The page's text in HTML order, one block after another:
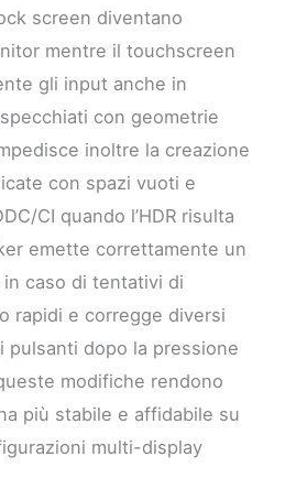
screen diventano
mentre il touchscreen
gli input anche in
con geometrie
inoltre la creazione
con spazi vuoti e
CI quando l’HDR risulta
emette correttamente un
caso di tentativi di
rapidi e corregge diversi
pulsanti dopo la pressione
modifiche rendono
più stabile e affidabile su
multi-display